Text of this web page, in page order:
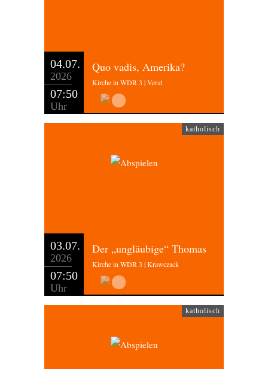
04.07.
2026
07:50
Uhr
Quo vadis, Amerika?
Kirche in WDR 3 | Verst
katholisch
03.07.
2026
07:50
Uhr
Der „ungläubige“ Thomas
Kirche in WDR 3 | Krawczack
katholisch